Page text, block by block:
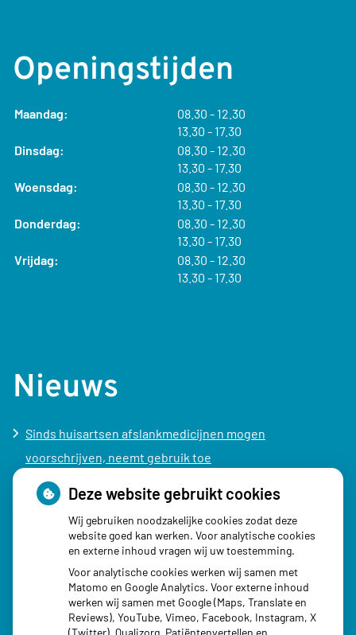
Openingstijden
Maandag: 08.30 tot
- 12.30
13.30 tot
- 17.30
Dinsdag:
08.30 tot
- 12.30
13.30 tot
- 17.30
Woensdag:
08.30 tot
- 12.30
13.30 tot
- 17.30
Donderdag:
08.30 tot
- 12.30
13.30 tot
- 17.30
Vrijdag:
08.30 tot
- 12.30
13.30 tot
- 17.30
Nieuws
Sinds huisartsen afslankmedicijnen mogen
voorschrijven, neemt gebruik toe
Schurft sinds corona geen vergeten ziekte meer: aantal
uitbraken fors gestegen
Stoppen met afslankmedicijnen betekent zonder
leefstijlaanpassingen weer gewichtstoename
Kookadvies drinkwater in provincie Utrecht vanwege
besmetting
Terugroepactie babyvoeding Nestlé: bacterie kan baby’s
Deze website gebruikt cookies
Wij gebruiken noodzakelijke cookies zodat deze
website goed kan werken. Voor analytische cookies
en externe inhoud vragen wij uw toestemming.
Voor analytische cookies werken wij samen met
Matomo en Google Analytics. Voor externe inhoud
werken wij samen met Google (Maps, Translate en
Reviews), YouTube, Vimeo, Facebook, Instagram, X
(Twitter), Qualizorg, Patiëntenvertellen en